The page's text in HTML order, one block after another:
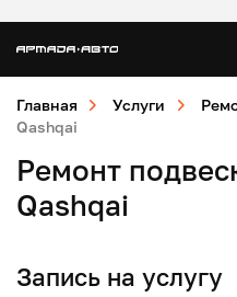
Главная Услуги
Qashqai
Ремонт
Qashqai
Запись на услугу